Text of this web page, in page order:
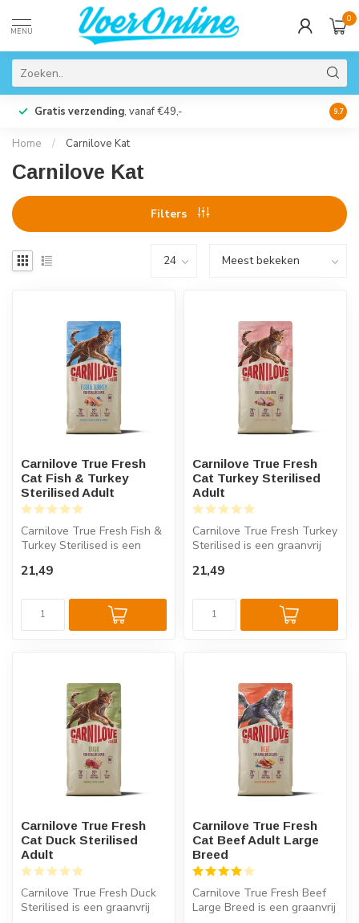
MENU
0
Gratis verzending, vanaf €49,- 9.7
Home / Carnilove Kat
Carnilove Kat
Filters
Carnilove True Fresh
Cat Fish & Turkey
Sterilised Adult
Carnilove True Fresh Fish &
Turkey Sterilised is een
ve...
21,49
Carnilove True Fresh
Cat Turkey Sterilised
Adult
Carnilove True Fresh Turkey
Sterilised is een graanvrij
21,49
Carnilove True Fresh
Cat Duck Sterilised
Adult
Carnilove True Fresh Duck
Sterilised is een graanvrij
Carnilove True Fresh
Cat Beef Adult Large
Breed
Carnilove True Fresh Beef
Large Breed is een graanvrij